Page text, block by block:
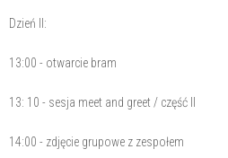
Dzień II:
13:00 - otwarcie bram
13: 10 - sesja meet and greet / część II
14:00 - zdjęcie grupowe z zespołem